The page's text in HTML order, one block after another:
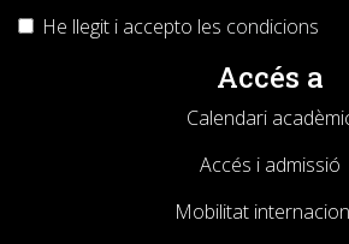
He llegit i accepto les condicions
Accés a
Calendari
Accés i admissió
Mobilitat